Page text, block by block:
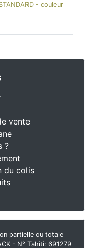
- couleur
vente
?
du colis
partielle ou totale
- N° Tahiti: 691279